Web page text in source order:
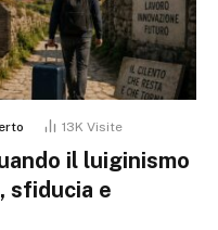
13K Visite
il luiginismo
sfiducia e